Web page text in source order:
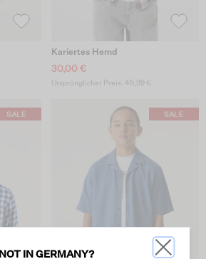
Kariertes Hemd
30,00 €
Ursprünglicher Preis: 45,99 €
NOT IN GERMANY?